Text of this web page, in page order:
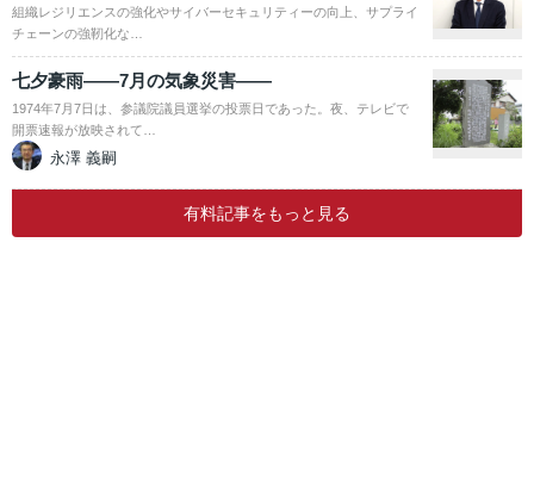
組織レジリエンスの強化やサイバーセキュリティーの向上、サプライ
チェーンの強靭化な…
七夕豪雨――7月の気象災害――
1974年7月7日は、参議院議員選挙の投票日であった。夜、テレビで
開票速報が放映されて…
永澤 義嗣
有料記事をもっと見る